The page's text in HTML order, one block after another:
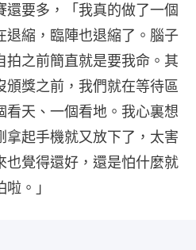
還要多，「我真的做了一個
退縮，臨陣也退縮了。腦子
拍之前簡直就是要我命。其
頒獎之前，我們就在等待區
看天、一個看地。我心裏想
拿起手機就又放下了，太害
也覺得還好，還是怕什麼就
。」